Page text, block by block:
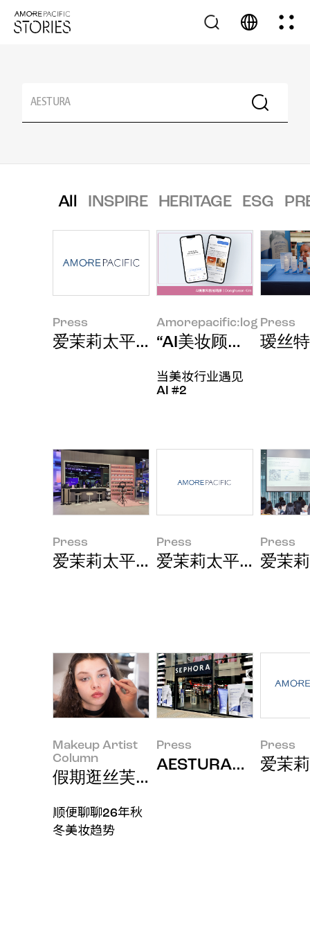
All INSPIRE HERITAGE ESG
Press
爱茉莉太平洋集团2026年第二季
Amorepacific:log
“AI美妆顾问
当美妆行业遇见
AI #2
Press
瑷丝
Press
爱茉莉太平洋携手三星电子亮相
Press
爱茉莉太平洋集团
Press
爱茉
Makeup Artist
Column
假期逛丝芙兰有感
顺便聊聊26年秋
冬美妆趋势
Press
AESTURA瑷丝特兰
Press
爱茉